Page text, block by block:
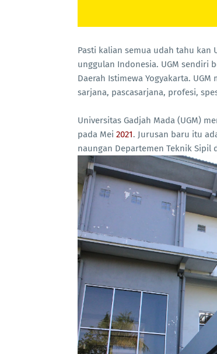
Pasti kalian semua udah tahu kan
unggulan Indonesia. UGM sendiri
Daerah Istimewa Yogyakarta.
sarjana, pascasarjana, profesi,
Universitas Gadjah Mada (UGM)
pada Mei 2021. Jurusan baru itu
naungan Departemen Teknik Sipil